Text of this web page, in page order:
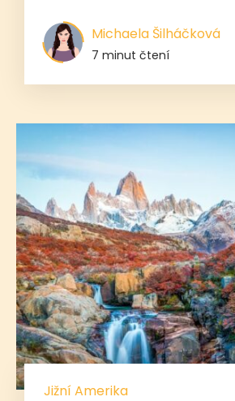
Michaela Šilháčková
7 minut čtení
Jižní Amerika